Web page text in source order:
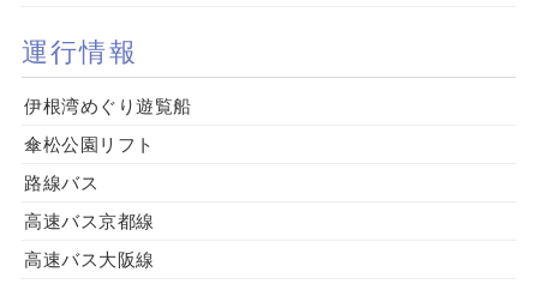
運行情報
伊根湾めぐり遊覧船
傘松公園リフト
路線バス
高速バス京都線
高速バス大阪線